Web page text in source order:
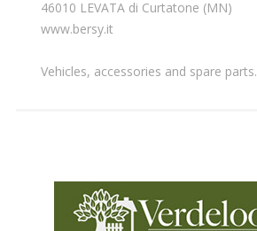
46010 LEVATA di Curtatone (MN)
www.bersy.it
Vehicles, accessories and spare parts.